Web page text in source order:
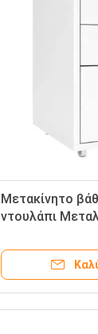
Μετακίνητο
ντουλάπι